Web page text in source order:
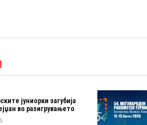
јуниорки загубија
во разигрувањето